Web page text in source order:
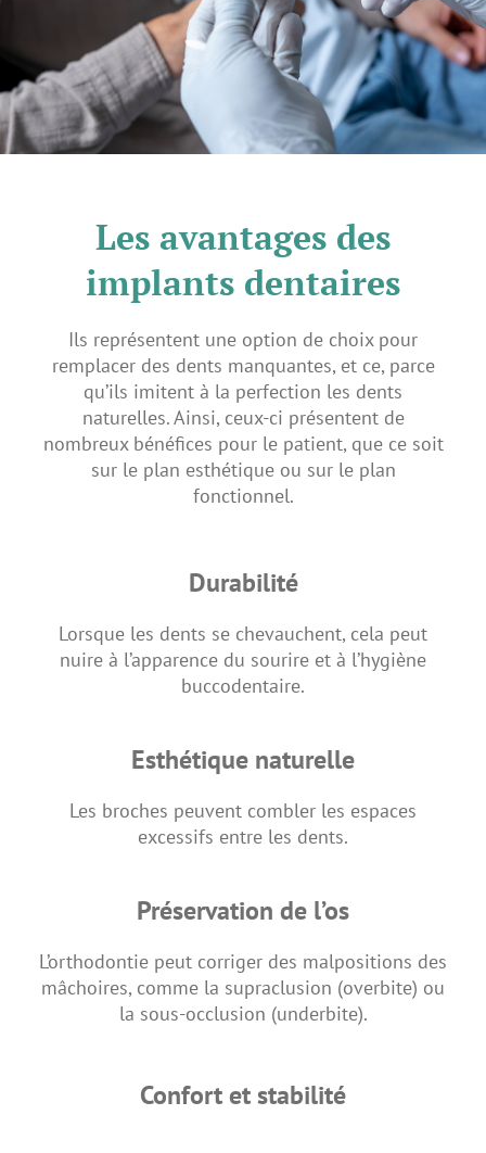
Les avantages des
implants dentaires
Ils représentent une option de choix pour
remplacer des dents manquantes, et ce, parce
qu’ils imitent à la perfection les dents
naturelles. Ainsi, ceux-ci présentent de
nombreux bénéfices pour le patient, que ce soit
sur le plan esthétique ou sur le plan
fonctionnel.
Durabilité
Lorsque les dents se chevauchent, cela peut
nuire à l’apparence du sourire et à l’hygiène
buccodentaire.
Esthétique naturelle
Les broches peuvent combler les espaces
excessifs entre les dents.
Préservation de l’os
L’orthodontie peut corriger des malpositions des
mâchoires, comme la supraclusion (overbite) ou
la sous-occlusion (underbite).
Confort et stabilité